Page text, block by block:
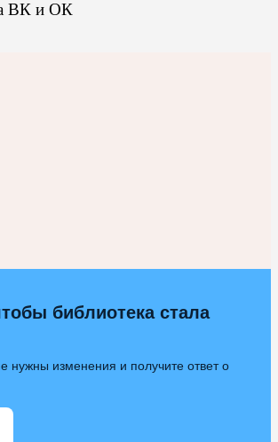
ВК и ОК
библиотека стала
нужны изменения и получите ответ о